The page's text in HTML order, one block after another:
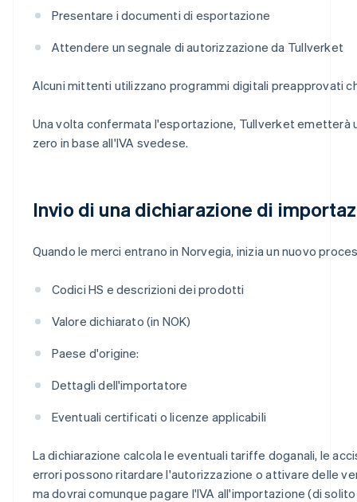
Presentare i documenti di esportazione
Attendere un segnale di autorizzazione da Tullverket
Alcuni mittenti utilizzano programmi digitali preapprovati
Una volta confermata l'esportazione, Tullverket emetterà
zero in base all'IVA svedese.
Invio di una dichiarazione di
Quando le merci entrano in Norvegia, inizia un nuovo
Codici HS e descrizioni dei prodotti
Valore dichiarato (in NOK)
Paese d'origine:
Dettagli dell'importatore
Eventuali certificati o licenze applicabili
La dichiarazione calcola le eventuali tariffe doganali, le
errori possono ritardare l'autorizzazione o attivare delle
ma dovrai comunque pagare l'IVA all'importazione (di solito